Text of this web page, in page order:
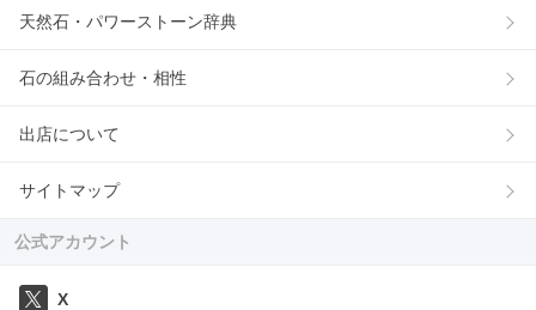
天然石・パワーストーン辞典
石の組み合わせ・相性
出店について
サイトマップ
公式アカウント
X